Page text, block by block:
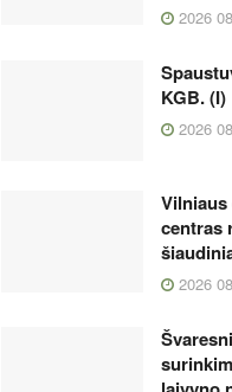
2026
KGB. (I)
2026
centras
2026